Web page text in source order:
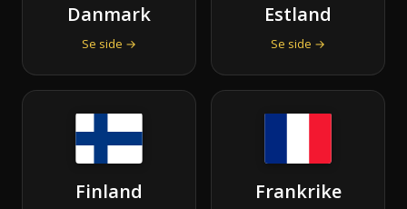
Danmark
Se side →
Estland
Se side →
Finland Frankrike